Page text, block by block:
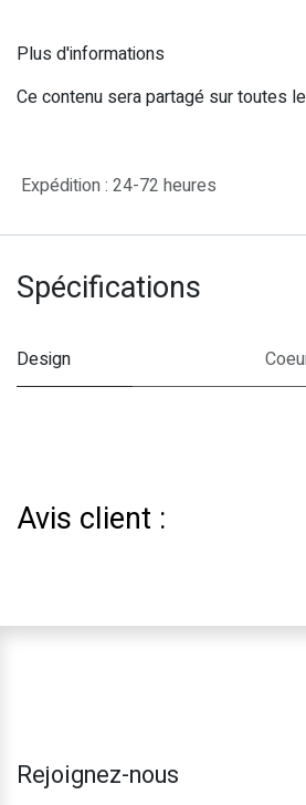
Plus d'informations
Ce contenu sera partagé sur toutes
Expédition : 24-72 heures
Spécifications
Design
Avis client :
Rejoignez-nous